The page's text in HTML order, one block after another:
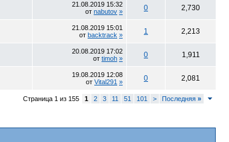
21.08.2019 15:32
от nabutov » 0 2,730
21.08.2019 15:01
от backtrack » 1 2,213
20.08.2019 17:02
от timoh » 0 1,911
19.08.2019 12:08
от Vital291 » 0 2,081
Страница 1 из 155 1 2 3 11 51 101 > Последняя »